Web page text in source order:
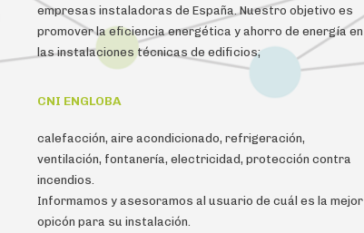
empresas instaladoras de España. Nuestro objetivo es
promover la eficiencia energética y ahorro de energía en
las instalaciones técnicas de edificios;
CNI ENGLOBA
calefacción, aire acondicionado, refrigeración,
ventilación, fontanería, electricidad, protección contra
incendios.
Informamos y asesoramos al usuario de cuál es la mejor
opicón para su instalación.